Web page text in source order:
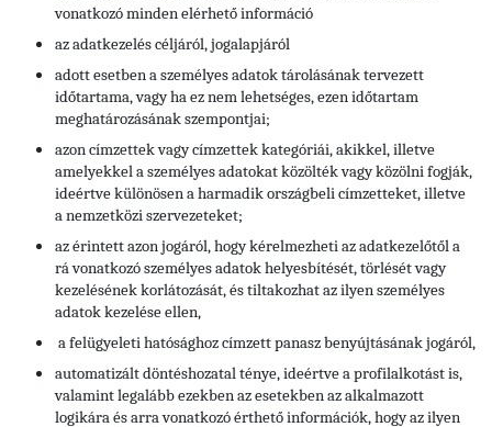
vonatkozó minden elérhető információ
az adatkezelés céljáról, jogalapjáról
adott esetben a személyes adatok tárolásának tervezett
időtartama, vagy ha ez nem lehetséges, ezen időtartam
meghatározásának szempontjai;
azon címzettek vagy címzettek kategóriái, akikkel, illetve
amelyekkel a személyes adatokat közölték vagy közölni fogják,
ideértve különösen a harmadik országbeli címzetteket, illetve
a nemzetközi szervezeteket;
az érintett azon jogáról, hogy kérelmezheti az adatkezelőtől a
rá vonatkozó személyes adatok helyesbítését, törlését vagy
kezelésének korlátozását, és tiltakozhat az ilyen személyes
adatok kezelése ellen,
a felügyeleti hatósághoz címzett panasz benyújtásának jogáról,
automatizált döntéshozatal ténye, ideértve a profilalkotást is,
valamint legalább ezekben az esetekben az alkalmazott
logikára és arra vonatkozó érthető információk, hogy az ilyen